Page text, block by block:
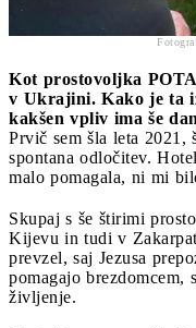
Kot prostovoljka POTA
v Ukrajini. Kako je ta
kakšen vpliv ima še
Prvič sem šla leta 2021,
spontana odločitev.
malo pomagala, ni mi
Skupaj s še štirimi
Kijevu in tudi v
prevzel, saj Jezusa
pomagajo
življenje.